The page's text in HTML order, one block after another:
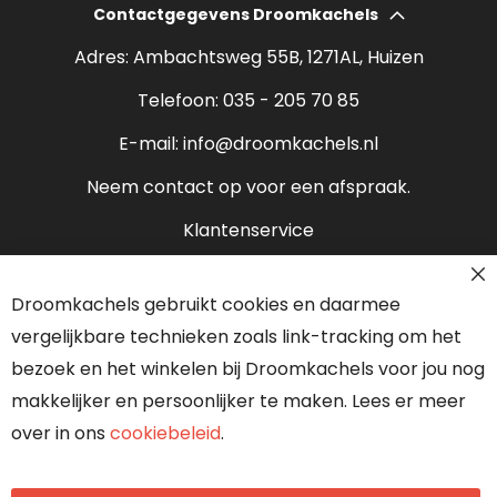
Bio ethanol haarden
Sfeerhaarden
Open haard
Contactgegevens Droomkachels
Adres: Ambachtsweg 55B, 1271AL, Huizen
Telefoon: 035 - 205 70 85
E-mail: info@droomkachels.nl
Neem contact op voor een afspraak.
Klantenservice
Over ons
Onze partners
Droomkachels gebruikt cookies en daarmee
vergelijkbare technieken zoals link-tracking om het
bezoek en het winkelen bij Droomkachels voor jou nog
makkelijker en persoonlijker te maken. Lees er meer
over in ons cookiebeleid.